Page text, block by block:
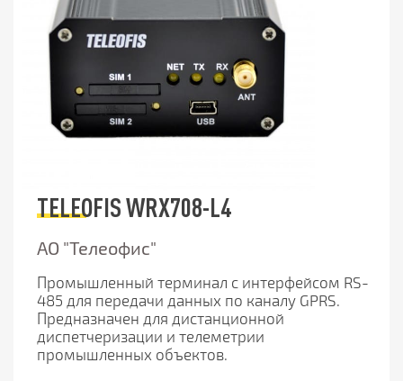
TELEOFIS WRX708-L4
АО "Телеофис"
Промышленный терминал c интерфейсом RS-
485 для передачи данных по каналу GPRS.
Предназначен для дистанционной
диспетчеризации и телеметрии
промышленных объектов.